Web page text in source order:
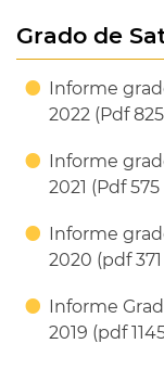
Grado de
Informe
2022 (Pdf
Informe
2021 (Pdf
Informe
2020 (pdf
Informe
2019 (pdf